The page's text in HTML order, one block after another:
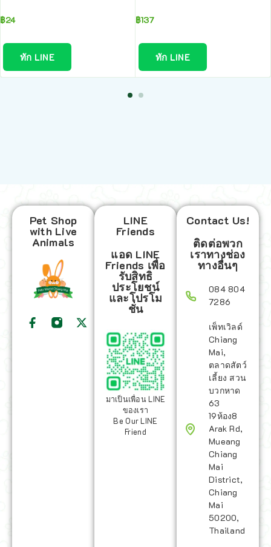
฿24
ทัก LINE
฿137
ทัก LINE
Pet Shop
with Live
Animals
LINE
Friends
แอด LINE
Friends เพื่อ
รับสิทธิ
ประโยชน์
และโปรโม
ชั่น
มาเป็นเพื่อน LINE
ของเรา
Be Our LINE
Friend
Contact Us!
ติดต่อพวก
เราทางช่อง
ทางอื่นๆ
084 804
7286
เพ็ทเวิลด์
Chiang
Mai,
ตลาดสัตว์
เลี้ยง สวน
บวกหาด
63
19ห้อง8
Arak Rd,
Mueang
Chiang
Mai
District,
Chiang
Mai
50200,
Thailand